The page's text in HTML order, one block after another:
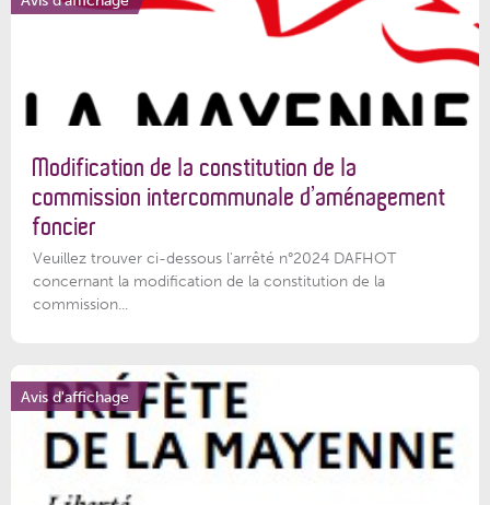
Modification de la constitution de la
commission intercommunale d’aménagement
foncier
Veuillez trouver ci-dessous l'arrêté n°2024 DAFHOT
concernant la modification de la constitution de la
commission...
Avis d'affichage